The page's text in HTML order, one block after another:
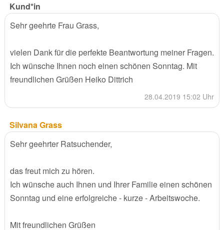
Kund*in
Sehr geehrte Frau Grass,
vielen Dank für die perfekte Beantwortung meiner Fragen.
Ich wünsche Ihnen noch einen schönen Sonntag. Mit
freundlichen Grüßen Heiko Dittrich
28.04.2019 15:02 Uhr
Silvana Grass
Sehr geehrter Ratsuchender,
das freut mich zu hören.
Ich wünsche auch Ihnen und Ihrer Familie einen schönen
Sonntag und eine erfolgreiche - kurze - Arbeitswoche.
Mit freundlichen Grüßen